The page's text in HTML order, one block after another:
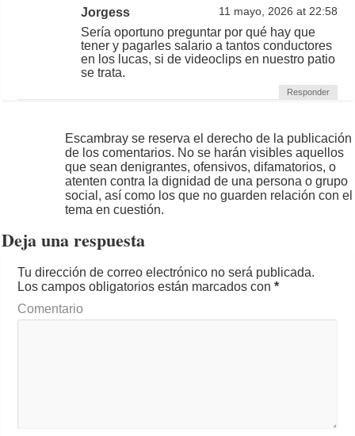
Jorgess 11 mayo, 2026 at 22:58
Sería oportuno preguntar por qué hay que
tener y pagarles salario a tantos conductores
en los lucas, si de videoclips en nuestro patio
se trata.
Responder
Escambray se reserva el derecho de la publicación
de los comentarios. No se harán visibles aquellos
que sean denigrantes, ofensivos, difamatorios, o
atenten contra la dignidad de una persona o grupo
social, así como los que no guarden relación con el
tema en cuestión.
Deja una respuesta
Tu dirección de correo electrónico no será publicada.
Los campos obligatorios están marcados con*
Comentario